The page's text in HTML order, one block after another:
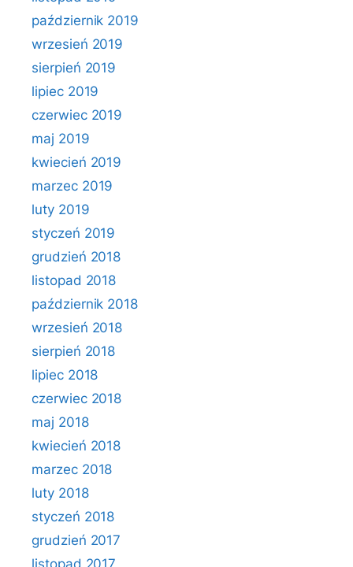
październik 2019
wrzesień 2019
sierpień 2019
lipiec 2019
czerwiec 2019
maj 2019
kwiecień 2019
marzec 2019
luty 2019
styczeń 2019
grudzień 2018
listopad 2018
październik 2018
wrzesień 2018
sierpień 2018
lipiec 2018
czerwiec 2018
maj 2018
kwiecień 2018
marzec 2018
luty 2018
styczeń 2018
grudzień 2017
listopad 2017